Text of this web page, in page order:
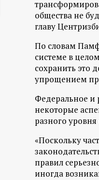
о
н
н
ы
й
п
о
общества не
главу
По словам
системе в
сохранить это
упрощением
Федеральное и
некоторые
разного
«Поскольку
правил
иногда